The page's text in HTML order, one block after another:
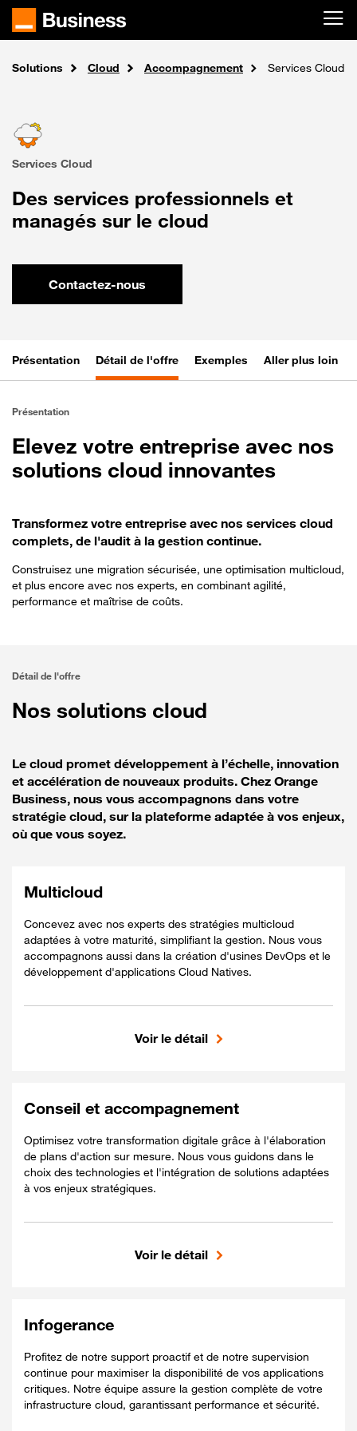
Passer au contenu principal
Accueil
Solutions Cloud Accompagnement Services Cloud
Services Cloud
Des services professionnels et
managés sur le cloud
Contactez-nous
Présentation Détail de l'offre Exemples Aller plus loin
Présentation
Elevez votre entreprise avec nos
solutions cloud innovantes
Transformez votre entreprise avec nos services cloud
complets, de l'audit à la gestion continue.
Construisez une migration sécurisée, une optimisation multicloud,
et plus encore avec nos experts, en combinant agilité,
performance et maîtrise de coûts.
Détail de l'offre
Nos solutions cloud
Le cloud promet développement à l’échelle, innovation
et accélération de nouveaux produits. Chez Orange
Business, nous vous accompagnons dans votre
stratégie cloud, sur la plateforme adaptée à vos enjeux,
où que vous soyez.
Multicloud
Concevez avec nos experts des stratégies multicloud
adaptées à votre maturité, simplifiant la gestion. Nous vous
accompagnons aussi dans la création d'usines DevOps et le
développement d'applications Cloud Natives.
personnalisée
Approche adaptée selon la criticité des
apps
Optimisation des serveurs et applications
Accompagnement vers AWS, Azure ou
cloud
Voir le détail
Conseil et accompagnement
Optimisez votre transformation digitale grâce à l'élaboration
de plans d'action sur mesure. Nous vous guidons dans le
choix des technologies et l'intégration de solutions adaptées
à vos enjeux stratégiques.
Optimisation rapide de l'infrastructure en
Audit stratégique pour définir votre
approche cloud
Voir le détail
Infogerance
Profitez de notre support proactif et de notre supervision
continue pour maximiser la disponibilité de vos applications
critiques. Notre équipe assure la gestion complète de votre
infrastructure cloud, garantissant performance et sécurité.